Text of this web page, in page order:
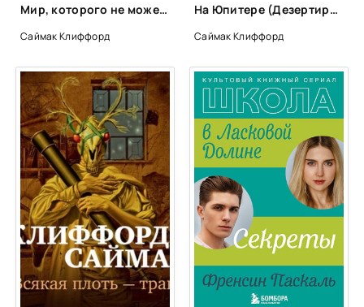
Мир, которого не может быть - Клиффорд Саймак
Саймак Клиффорд
На Юпитере (Дезертирство / Дезертиры) - Клиффорд Саймак
Саймак Клиффорд